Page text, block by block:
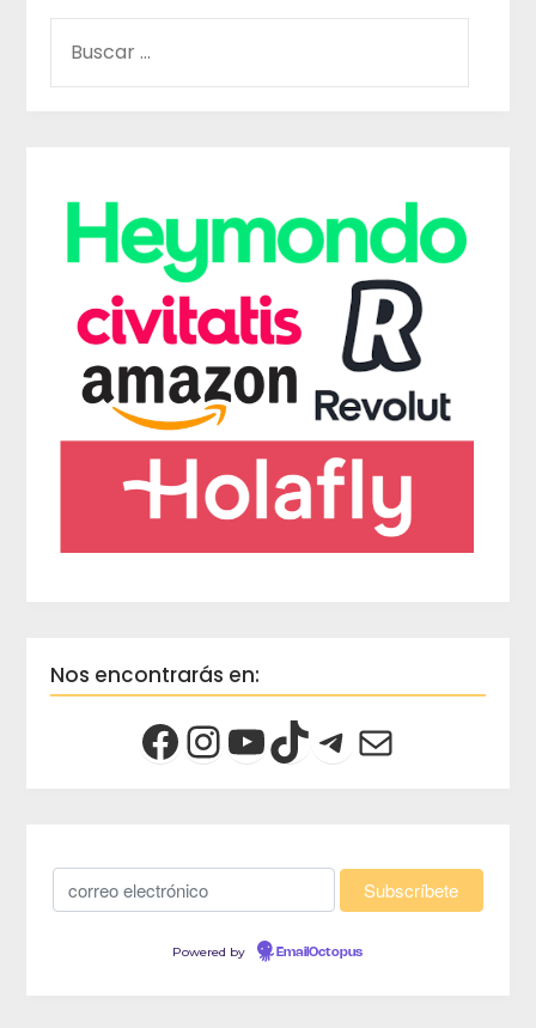
Nos encontrarás en:
Powered by EmailOctopus